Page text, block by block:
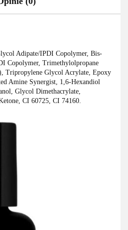
Adipate/IPDI Copolymer, Bis-
Copolymer, Trimethylolpropane
Tripropylene Glycol Acrylate, Epoxy
Amine Synergist, 1,6-Hexandiol
Glycol Dimethacrylate,
CI 60725, CI 74160.